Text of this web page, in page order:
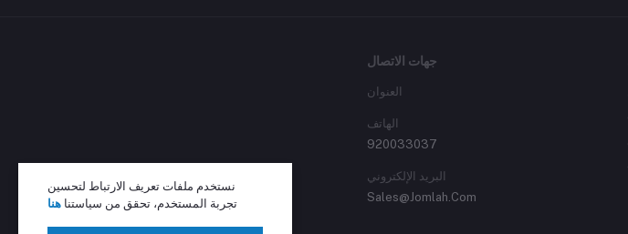
جهات الاتصال
العنوان
الهاتف
920033037
البريد الإلكتروني
Sales@Jomlah.Com
نستخدم ملفات تعريف الارتباط لتحسين
تجربة المستخدم، تحقق من سياستنا هنا